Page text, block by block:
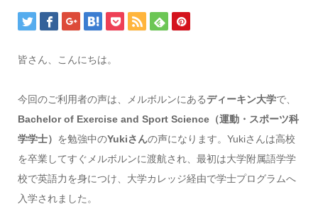
皆さん、こんにちは。
今回のご利用者の声は、メルボルンにあるディーキン大学で、
Bachelor of Exercise and Sport Science（運動・スポーツ科
学学士） を勉強中のYukiさんの声になります。Yukiさんは高校
を卒業してすぐメルボルンに渡航され、最初は大学附属語学学
校で英語力を身につけ、大学カレッジ経由で学士プログラムへ
入学されました。